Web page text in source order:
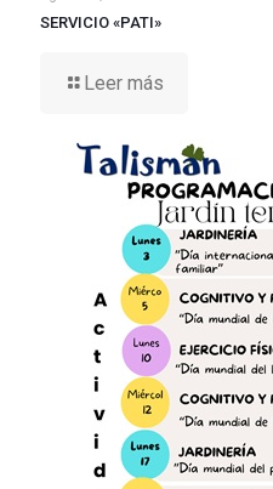
SERVICIO «PATI»
Leer más